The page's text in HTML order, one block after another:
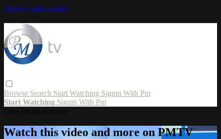
Skip to main content
Browse Search Start Watching Signin With Pm
Start Watching Signin With Pm
Watch this video and more on PMTV